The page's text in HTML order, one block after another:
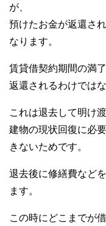
が、
預けたお金が返還さ
なります。
賃貸借契約期間の満
返還されるわけでは
これは退去して明け
建物の現状回復に必
きないためです。
退去後に修繕費など
ます。
この時にどこまでが